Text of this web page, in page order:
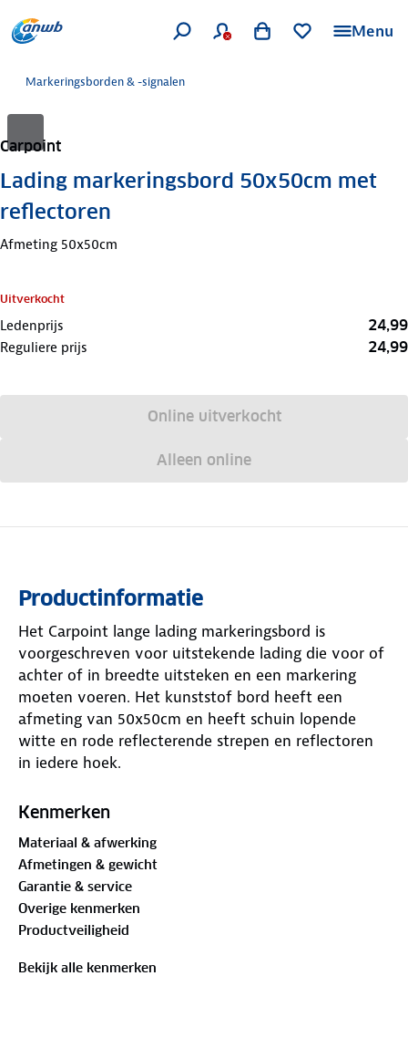
Menu
Markeringsborden & -signalen
Carpoint
Lading markeringsbord 50x50cm met
reflectoren
Afmeting 50x50cm
Uitverkocht
Ledenprijs 24,99
Reguliere prijs 24,99
Online uitverkocht
Alleen online
Productinformatie
Het Carpoint lange lading markeringsbord is
voorgeschreven voor uitstekende lading die voor of
achter of in breedte uitsteken en een markering
moeten voeren. Het kunststof bord heeft een
afmeting van 50x50cm en heeft schuin lopende
witte en rode reflecterende strepen en reflectoren
in iedere hoek.
Kenmerken
Materiaal & afwerking
Afmetingen & gewicht
Garantie & service
Overige kenmerken
Productveiligheid
Bekijk alle kenmerken